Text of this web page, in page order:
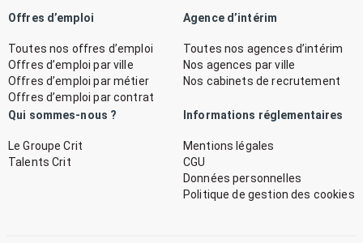
Offres d’emploi
Toutes nos offres d’emploi
Offres d’emploi par ville
Offres d’emploi par métier
Offres d’emploi par contrat
Agence d’intérim
Toutes nos agences d’intérim
Nos agences par ville
Nos cabinets de recrutement
Qui sommes-nous ?
Le Groupe Crit
Talents Crit
Informations réglementaires
Mentions légales
CGU
Données personnelles
Politique de gestion des cookies